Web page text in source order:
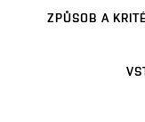
ZPŮSOB A